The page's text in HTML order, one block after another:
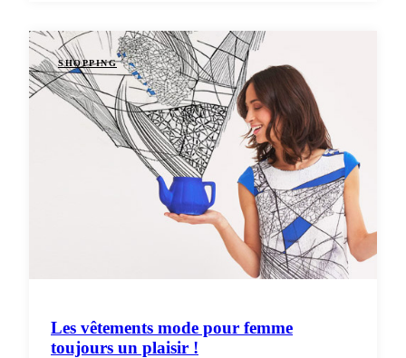
SHOPPING
Les vêtements mode pour femme
toujours un plaisir !